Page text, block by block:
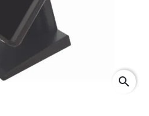
search